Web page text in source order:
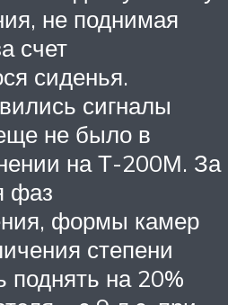
не поднимая
счет
сиденья.
сигналы
не было в
на Т-200М. За
фаз
формы камер
степени
поднять на 20%